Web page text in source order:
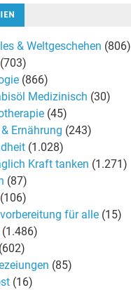
& Weltgeschehen (806)
(866)
Medizinisch (30)
(45)
Ernährung (243)
(1.028)
Kraft tanken (1.271)
(87)
für alle(15)
(1.486)
(85)
(16)